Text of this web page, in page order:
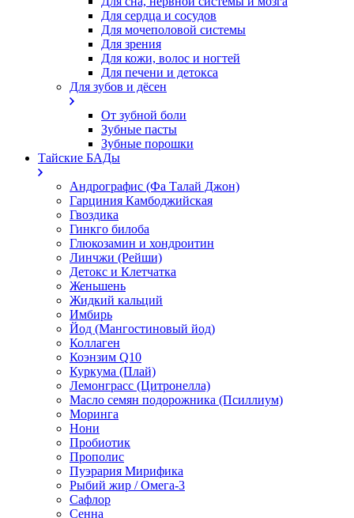
Для сердца и сосудов
Для мочеполовой системы
Для зрения
Для кожи, волос и ногтей
Для печени и детокса
Для зубов и дёсен
От зубной боли
Зубные пасты
Зубные порошки
Тайские БАДы
Андрографис (Фа Талай Джон)
Гарциния Камбоджийская
Гвоздика
Гинкго билоба
Глюкозамин и хондроитин
Линчжи (Рейши)
Детокс и Клетчатка
Женьшень
Жидкий кальций
Имбирь
Йод (Мангостиновый йод)
Коллаген
Коэнзим Q10
Куркума (Плай)
Лемонграсс (Цитронелла)
Масло семян подорожника (Псиллиум)
Моринга
Нони
Пробиотик
Прополис
Пуэрария Мирифика
Рыбий жир / Омега-3
Сафлор
Сенна